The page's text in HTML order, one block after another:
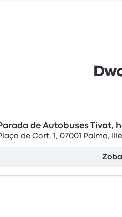
de Autobuses Tivat,
de Cort, 1, 07001 Palma,